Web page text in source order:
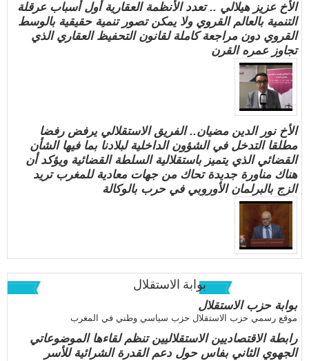
الأخ عزيز هيلالي .. تعدد الأنظمة العقارية أول أسباب عرقلة
التنمية بالعالم القروي ولا يمكن تصور تنمية حقيقية بالوسط
القروي دون مراجعة كاملة لقانون التحفيظ العقاري الذي
تجاوز عمره القرن
الأخ نور الدين مضيان.. الفريق الاستقلالي يرفض رفضا
مطلقا التدخل في الشؤون الداخلية لبلادنا بما فيها الشأن
القضائي الذي يتميز باستقلالية السلطة القضائية ويؤكد أن
هناك مناورة جديدة تحاك من جهات معادية للمغرب تريد
الزج بالبرلمان الأوروبي في حرب بالوكالة
بوابة الاستقلال
بوابة حزب الاستقلال
موقع رسمي حزب الاستقلال حزب سياسي وطني في المغرب
رابطة الاقتصاديين الاستقلاليين تنظم لقاءها الموضوعاتي
الجهوي الثاني بفاس حول دعم القدرة الشرائية للأسر